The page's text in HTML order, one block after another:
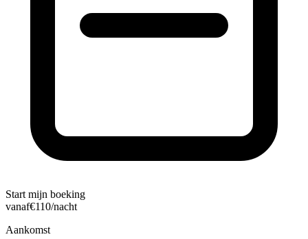
Start mijn boeking
vanaf€110/nacht
Aankomst